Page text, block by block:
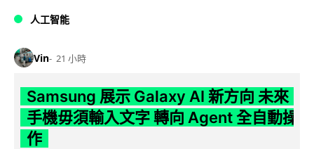
人工智能
Vin 21 小時
Samsung 展示 Galaxy AI 新方向 未來
手機毋須輸入文字 轉向 Agent 全自動操
作